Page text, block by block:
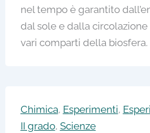
nel tempo è garantito
dal sole e dalla
vari comparti della biosfera.
Chimica, Esperimenti,
II grado, Scienze